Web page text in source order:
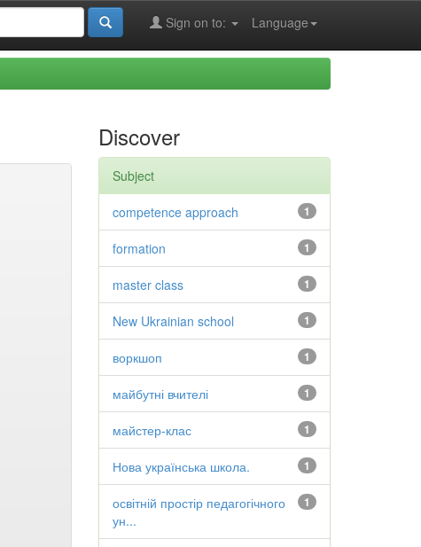
Language
Sign on to:
Discover
Subject
1
competence approach
1
formation
1
master class
1
New Ukrainian school
1
воркшоп
1
майбутні вчителі
1
майстер-клас
1
Нова українська школа.
1
освітній простір педагогічного
ун...